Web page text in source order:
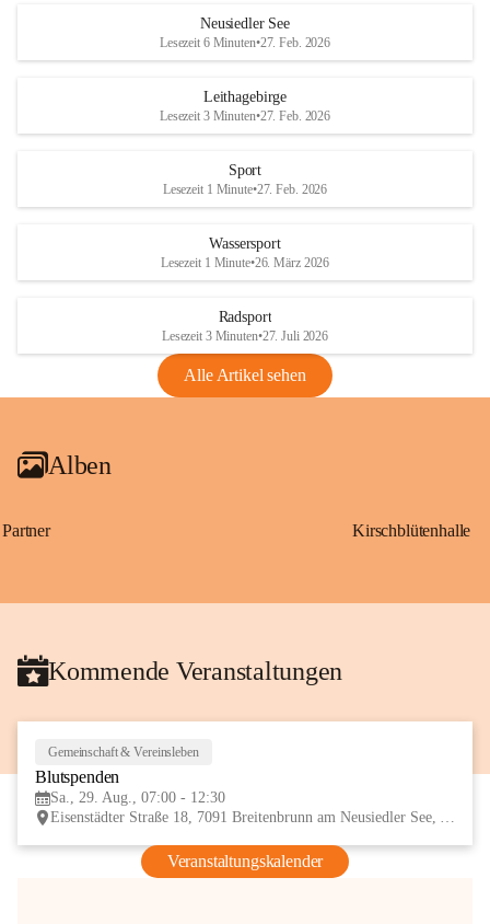
S
und den daraus folgenden wirtschaftlichen
Maßnahmen zur Bekämpfung
Rebe und der Amerikanischen
Anhang VBl. EU Nr. 18
1 Seite•1,4 MB
VBl. EU Nr. 18_2026
r
S
Neusiedler See
Lesezeit 6 Minuten•27. Feb. 2026
Leithagebirge
Lesezeit 3 Minuten•27. Feb. 2026
Sport
Lesezeit 1 Minute•27. Feb. 2026
Wassersport
Lesezeit 1 Minute•26. März 2026
Radsport
Lesezeit 3 Minuten•27. Juli 2026
Alle Artikel sehen
Alben
Partner Kirschblütenhalle
Kommende Veranstaltungen
Gemeinschaft & Vereinsleben
Blutspenden
Sa., 29. Aug., 07:00 - 12:30
Eisenstädter Straße 18, 7091 Breitenbrunn am Neusiedler See, AUT
Veranstaltungskalender